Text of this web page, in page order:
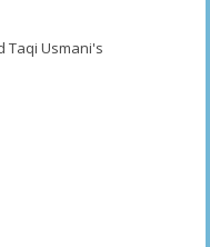
Taqi Usmani's